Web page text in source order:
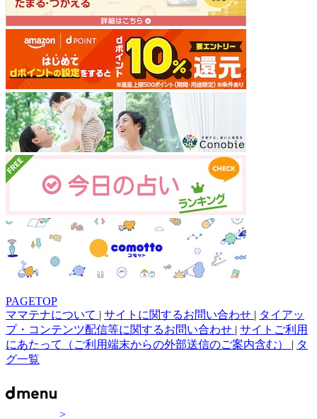
PAGETOP
ママテナについて | サイトに関するお問い合わせ | タイアッ
プ・コンテンツ配信等に関するお問い合わせ | サイトご利用
にあたって（ご利用端末からの外部送信のご案内含む） | タ
グ一覧
>